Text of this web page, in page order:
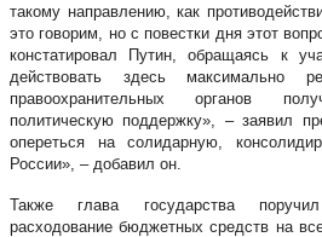
такому направлению, как
это говорим, но с повестки дня этот
констатировал Путин, обращаясь к
действовать здесь максимально
правоохранительных органов
политическую поддержку», – заявил
опереться на солидарную,
России», – добавил он.
Также глава государства
расходование бюджетных средств на